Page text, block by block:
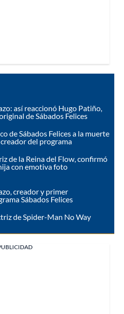
así reaccionó Hugo Patiño,
de Sábados Felices
de Sábados Felices a la muerte
del programa
de la Reina del Flow, confirmó
con emotiva foto
creador y primer
Sábados Felices
de Spider-Man No Way